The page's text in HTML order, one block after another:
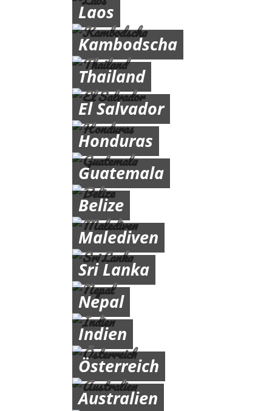
Laos
Kambodscha
Thailand
El Salvador
Honduras
Guatemala
Belize
Malediven
Sri Lanka
Nepal
Indien
Österreich
Australien